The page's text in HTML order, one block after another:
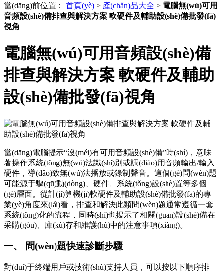
當(dāng)前位置：
首頁(yè) > 產(chǎn)品大全 > 電腦無(wú)可用
音頻設(shè)備排查與解決方案 軟硬件及輔助設(shè)備批發(fā)
視角
電腦無(wú)可用音頻設(shè)備
排查與解決方案 軟硬件及輔助
設(shè)備批發(fā)視角
當(dāng)電腦提示“沒(méi)有可用音頻設(shè)備”時(shí)，意味
著操作系統(tǒng)無(wú)法識(shí)別或調(diào)用音頻輸出/輸入
硬件，導(dǎo)致無(wú)法播放或錄制聲音。這個(gè)問(wèn)題
可能源于驅(qū)動(dòng)、硬件、系統(tǒng)設(shè)置等多個
(gè)層面。從計(jì)算機(jī)軟硬件及輔助設(shè)備批發(fā)的專
業(yè)角度來(lái)看，排查和解決此類問(wèn)題通常遵循一套
系統(tǒng)化的流程，同時(shí)也揭示了相關(guān)設(shè)備在
采購(gòu)、庫(kù)存和維護(hù)中的注意事項(xiàng)。
一、 問(wèn)題快速診斷步驟
對(duì)于終端用戶或技術(shù)支持人員，可以按以下順序排